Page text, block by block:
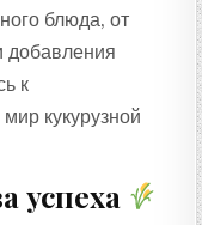
блюда, от
добавления
к
кукурузной
успеха